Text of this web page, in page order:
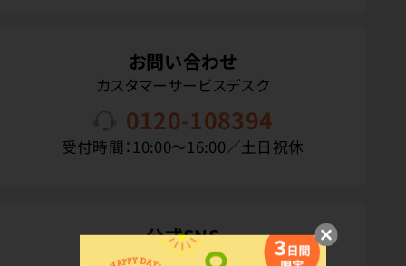
お問い合わせ
カスタマーサービスデスク
0120-108394
受付時間：10:00〜16:00／土日祝休
公式SNS